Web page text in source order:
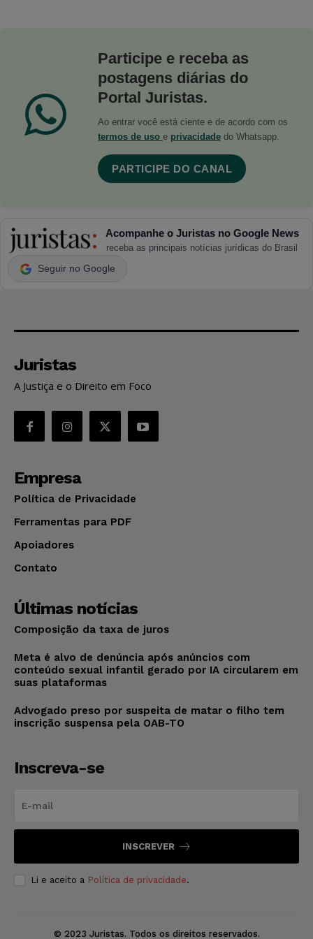
Participe e receba as
postagens diárias do
Portal Juristas.
Ao entrar você está ciente e de acordo com os
termos de uso e privacidade do Whatsapp.
PARTICIPE DO CANAL
Acompanhe o Juristas no Google News
receba as principais notícias jurídicas do Brasil
Seguir no Google
Juristas
A Justiça e o Direito em Foco
Empresa
Política de Privacidade
Ferramentas para PDF
Apoiadores
Contato
Últimas notícias
Composição da taxa de juros
Meta é alvo de denúncia após anúncios com
conteúdo sexual infantil gerado por IA circularem em
suas plataformas
Advogado preso por suspeita de matar o filho tem
inscrição suspensa pela OAB-TO
Inscreva-se
INSCREVER
Li e aceito a Política de privacidade.
© 2023 Juristas. Todos os direitos reservados.